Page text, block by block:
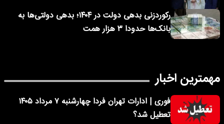
رکوردزنی بدهی دولت در ۱۴۰۴؛ بدهی دولتی‌ها به
بانک‌ها حدودا ۳ هزار همت
مهمترین اخبار
فوری | ادارات تهران فردا چهارشنبه ۷ مرداد ۱۴۰۵
تعطیل شد؟